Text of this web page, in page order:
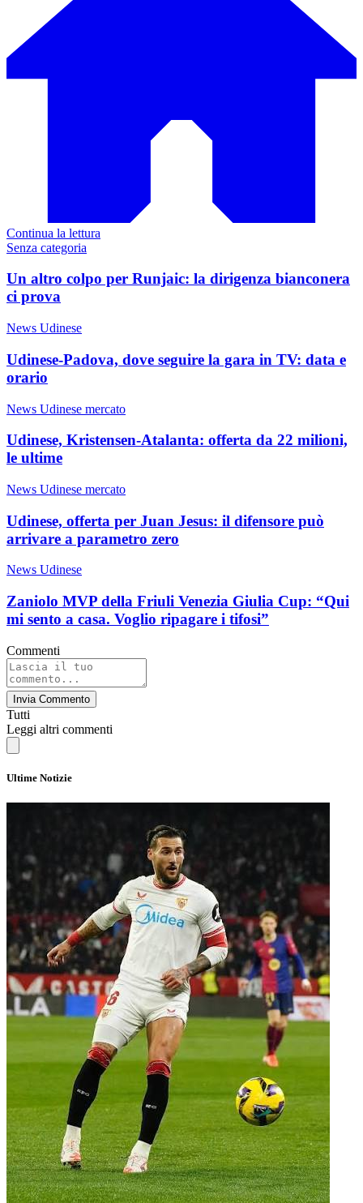
Continua la lettura
Senza categoria
Un altro colpo per Runjaic: la dirigenza bianconera
ci prova
News Udinese
Udinese-Padova, dove seguire la gara in TV: data e
orario
News Udinese mercato
Udinese, Kristensen-Atalanta: offerta da 22 milioni,
le ultime
News Udinese mercato
Udinese, offerta per Juan Jesus: il difensore può
arrivare a parametro zero
News Udinese
Zaniolo MVP della Friuli Venezia Giulia Cup: “Qui
mi sento a casa. Voglio ripagare i tifosi”
Commenti
Invia Commento
Tutti
Leggi altri commenti
Ultime Notizie